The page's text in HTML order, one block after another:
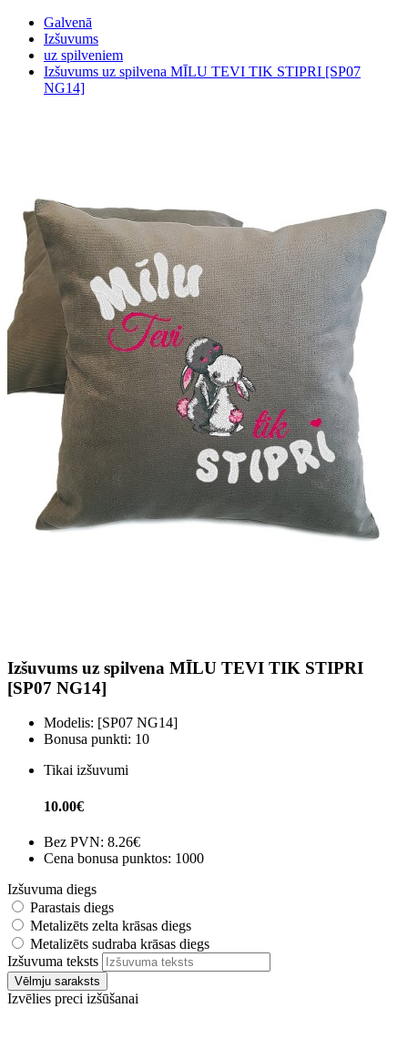
Galvenā
Izšuvums
uz spilveniem
Izšuvums uz spilvena MĪLU TEVI TIK STIPRI [SP07
NG14]
Izšuvums uz spilvena MĪLU TEVI TIK STIPRI
[SP07 NG14]
Modelis: [SP07 NG14]
Bonusa punkti: 10
Tikai izšuvumi
10.00€
Bez PVN: 8.26€
Cena bonusa punktos: 1000
Izšuvuma diegs
Parastais diegs
Metalizēts zelta krāsas diegs
Metalizēts sudraba krāsas diegs
Izšuvuma teksts
Vēlmju saraksts
Izvēlies preci izšūšanai